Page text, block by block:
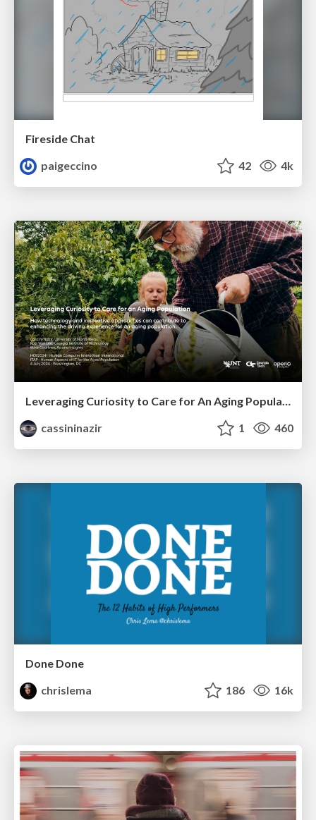
Fireside Chat
paigeccino
42 4k
Leveraging Curiosity to Care for An Aging Population
cassininazir
1 460
Done Done
chrislema
186 16k